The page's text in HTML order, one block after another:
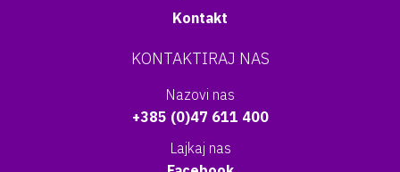
Kontakt
KONTAKTIRAJ NAS
Nazovi nas
+385 (0)47 611 400
Lajkaj nas